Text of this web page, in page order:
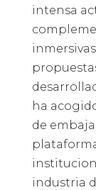
intensa
ha
de
industria